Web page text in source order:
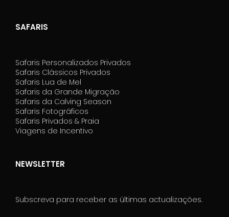
SAFARIS
Safaris Personalizados Privados
Safaris Clássicos Privados
Safaris Lua de Mel
Safaris da Grande Migração
Safaris da Calving Season
Safaris Fotográficos
Safaris Privados & Praia
Viagens de Incentivo
NEWSLETTER
Subscreva para receber as últimas actualizações.